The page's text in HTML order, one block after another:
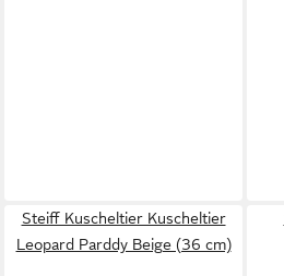
Steiff Kuscheltier Kuscheltier
Leopard Parddy Beige (36 cm)